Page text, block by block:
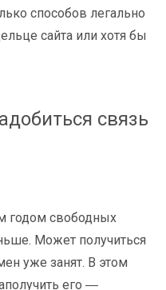
способов легально
сайта или хотя бы
связь
годом свободных
Может получиться
уже занят. В этом
его ―